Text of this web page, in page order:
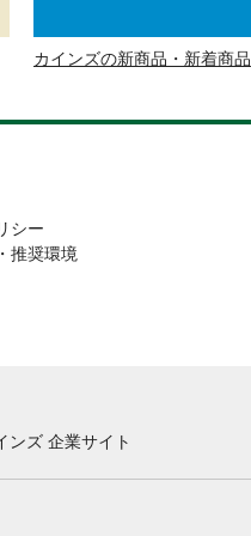
カインズの新商品・新着商品
シー
推奨環境
ンズ 企業サイト